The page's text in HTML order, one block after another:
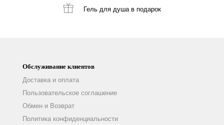
Гель для душав подарок
Обслуживание клиентов
Доставка и оплата
Пользовательское соглашение
Обмен и Возврат
Политика конфиденциальности